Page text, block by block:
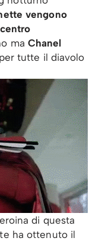
vengono
ma Chanel
tutte il diavolo
di questa
ha ottenuto il